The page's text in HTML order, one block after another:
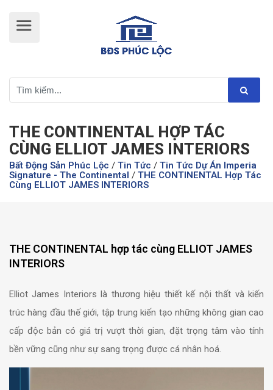
THE CONTINENTAL HỢP TÁC
CÙNG ELLIOT JAMES INTERIORS
Bất Động Sản Phúc Lộc / Tin Tức / Tin Tức Dự Án Imperia
Signature - The Continental / THE CONTINENTAL Hợp Tác
Cùng ELLIOT JAMES INTERIORS
THE CONTINENTAL hợp tác cùng ELLIOT JAMES
INTERIORS
Elliot James Interiors là thương hiệu thiết kế nội thất và kiến
trúc hàng đầu thế giới, tập trung kiến tạo những không gian cao
cấp độc bản có giá trị vượt thời gian, đặt trọng tâm vào tính
bền vững cũng như sự sang trọng được cá nhân hoá.